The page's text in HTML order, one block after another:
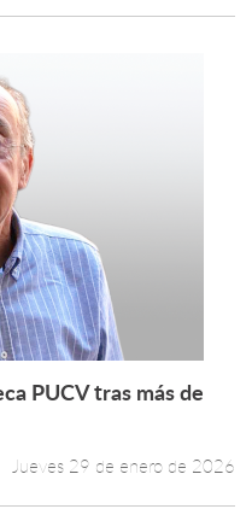
Leer más +
PUCV tras más de
Jueves 29 de enero de 2026